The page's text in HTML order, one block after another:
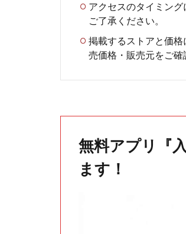
アクセスのタイミン
ご了承ください。
掲載するストアと価
売価格・販売元をご確
無料アプリ『
ます！